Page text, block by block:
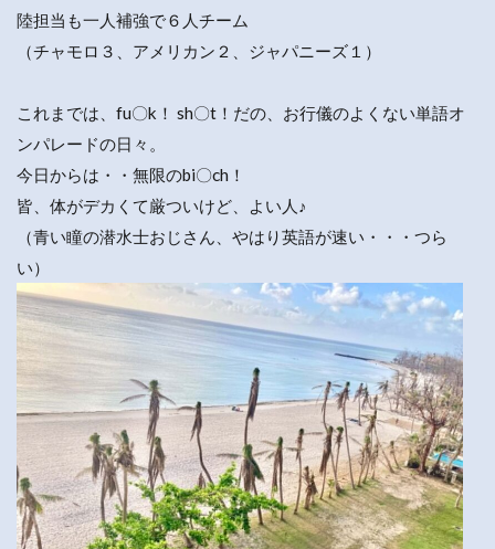
陸担当も一人補強で６人チーム
（チャモロ３、アメリカン２、ジャパニーズ１）
これまでは、fu〇k！ sh〇t！だの、お行儀のよくない単語オ
ンパレードの日々。
今日からは・・無限のbi〇ch！
皆、体がデカくて厳ついけど、よい人♪
（青い瞳の潜水士おじさん、やはり英語が速い・・・つら
い）